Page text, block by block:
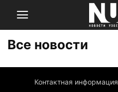
Все новости
Контактная информация